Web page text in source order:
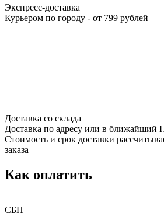
Экспресс-доставка
Курьером по городу - от 799 рублей
Доставка со склада
Доставка по адресу или в ближайший
Стоимость и срок доставки
заказа
Как оплатить
СБП